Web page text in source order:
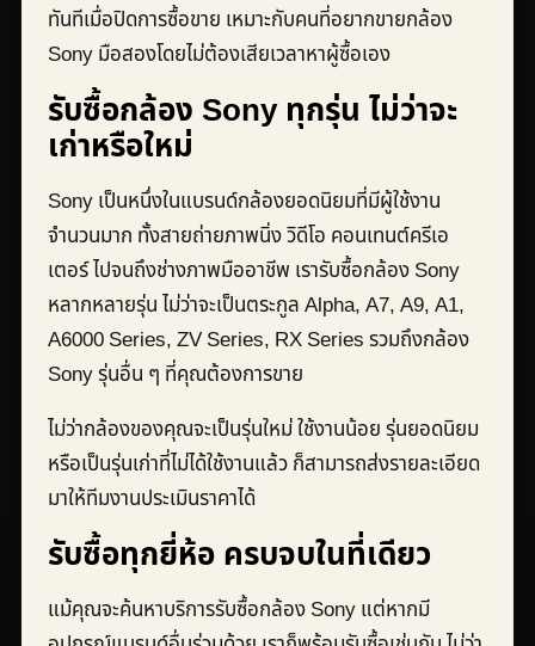
ทันทีเมื่อปิดการซื้อขาย เหมาะกับคนที่อยากขายกล้อง
Sony มือสองโดยไม่ต้องเสียเวลาหาผู้ซื้อเอง
รับซื้อกล้อง Sony ทุกรุ่น ไม่ว่าจะ
เก่าหรือใหม่
Sony เป็นหนึ่งในแบรนด์กล้องยอดนิยมที่มีผู้ใช้งาน
จำนวนมาก ทั้งสายถ่ายภาพนิ่ง วิดีโอ คอนเทนต์ครีเอ
เตอร์ ไปจนถึงช่างภาพมืออาชีพ เรารับซื้อกล้อง Sony
หลากหลายรุ่น ไม่ว่าจะเป็นตระกูล Alpha, A7, A9, A1,
A6000 Series, ZV Series, RX Series รวมถึงกล้อง
Sony รุ่นอื่น ๆ ที่คุณต้องการขาย
ไม่ว่ากล้องของคุณจะเป็นรุ่นใหม่ ใช้งานน้อย รุ่นยอดนิยม
หรือเป็นรุ่นเก่าที่ไม่ได้ใช้งานแล้ว ก็สามารถส่งรายละเอียด
มาให้ทีมงานประเมินราคาได้
รับซื้อทุกยี่ห้อ ครบจบในที่เดียว
แม้คุณจะค้นหาบริการรับซื้อกล้อง Sony แต่หากมี